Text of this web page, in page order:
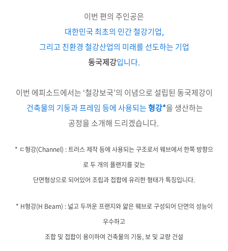
이번 편의 주인공은
대한민국 최초의 민간 철강기업,
그리고 친환경 철강산업의 미래를 선도하는 기업
동국제강입니다.
이번 에피소드에서는 ‘철강보국’의 이념으로 설립된 동국제강이
건축물의 기둥과 프레임 등에 사용되는형강*을 생산하는
공정을 소개해 드리겠습니다.
* ㄷ형강(Channel) : 트러스 제작 등에 사용되는 구조로서 웨브에서 한쪽 방향으
로 두 개의 플랜지를 갖는
단면형상으로 되어있어 조립과 접합에 유리한 형태가 특징입니다.
* H형강(H Beam) : 넓고 두꺼운 프랜지와 얇은 웨브로 구성되어 단면의 성능이
우수하고
조합 및 접합이 용이하여 건축물의 기둥, 보 및 교량 건설